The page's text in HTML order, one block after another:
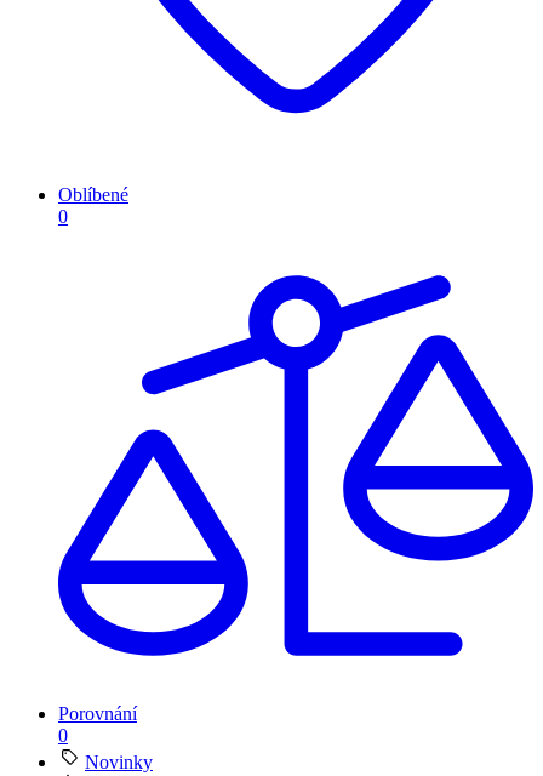
Oblíbené
0
Porovnání
0
Novinky